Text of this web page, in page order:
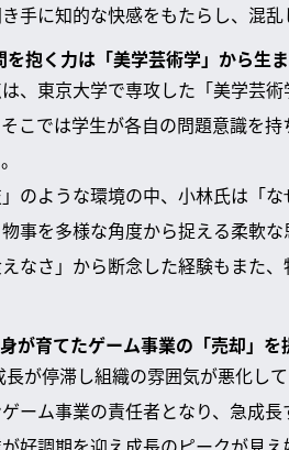
手に知的な快感をもたらし、混
抱く力は「美学芸術学」から生
、東京大学で専攻した「美学芸
こでは学生が各自の問題意識を
のような環境の中、小林氏は「
事を多様な角度から捉える柔軟
なさ」から断念した経験もまた
が育てたゲーム事業の「売却」を
が停滞し組織の雰囲気が悪化し
ーム事業の責任者となり、急成